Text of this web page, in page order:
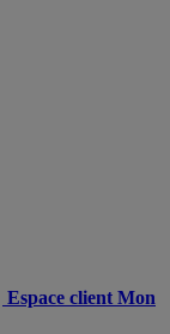
Espace client Mon